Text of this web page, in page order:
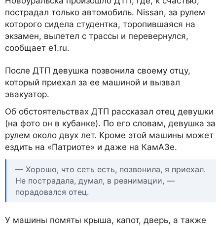
пострадал только автомобиль. Nissan, за рулем
которого сидела студентка, торопившаяся на
экзамен, вылетел с трассы и перевернулся,
сообщает e1.ru.
После ДТП девушка позвонила своему отцу,
который приехал за ее машиной и вызвал
эвакуатор.
Об обстоятельствах ДТП рассказал отец девушки
(на фото он в кубанке). По его словам, девушка за
рулем около двух лет. Кроме этой машины может
ездить на «Патриоте» и даже на КамАЗе.
— Хорошо, что сеть есть, позвонила, я приехал.
Не пострадала, думал, в реанимации, —
порадовался отец.
У машины помяты крыша, капот, дверь, а также